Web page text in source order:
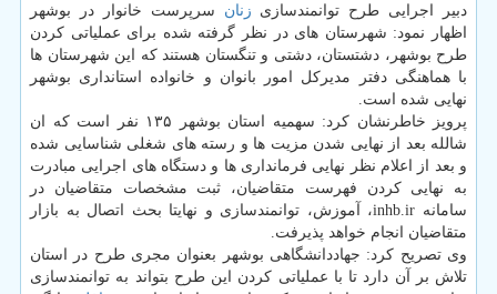
دبیر اجرایی طرح توانمندسازی زنان سرپرست خانوار در بوشهر
اظهار نمود: شهرستان های در نظر گرفته شده برای عملیاتی كردن
طرح بوشهر، دشتستان، دشتی و تنگستان هستند كه این شهرستان ها
با هماهنگی دفتر مدیركل امور بانوان و خانواده استانداری بوشهر
نهایی شده است.
پرویز خاطرنشان كرد: سهمیه استان بوشهر ۱۳۵ نفر است كه ان
شالله بعد از نهایی شدن مزیت ها و رسته های شغلی شناسایی شده
و بعد از اعلام نظر نهایی فرمانداری ها و دستگاه های اجرایی مبادرت
به نهایی كردن فهرست متقاضیان، ثبت مشخصات متقاضیان در
سامانه inhb.ir، آموزش، توانمندسازی و نهایتا بحث اتصال به بازار
متقاضیان انجام خواهد پذیرفت.
وی تصریح كرد: جهاددانشگاهی بوشهر بعنوان مجری طرح در استان
تلاش بر آن دارد تا با عملیاتی كردن این طرح بتواند به توانمندسازی